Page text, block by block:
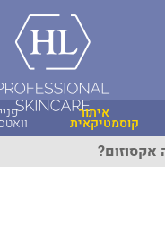
פניית
וואטסאפ
איתור
קוסמטיקאית